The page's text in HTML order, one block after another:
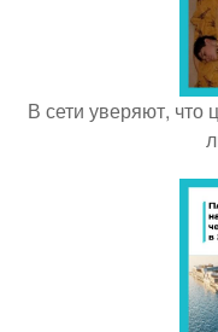
В сети уверяют, что